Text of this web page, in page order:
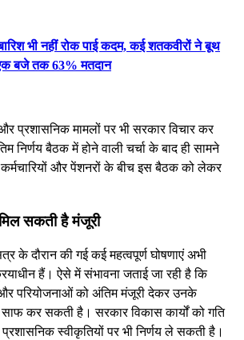
भी नहीं रोक पाई कदम, कई शतकवीरों ने बूथ
बजे तक 63% मतदान
प्रशासनिक मामलों पर भी सरकार विचार कर
निर्णय बैठक में होने वाली चर्चा के बाद ही सामने
और पेंशनरों के बीच इस बैठक को लेकर
सकती है मंजूरी
के दौरान की गई कई महत्वपूर्ण घोषणाएं अभी
हैं। ऐसे में संभावना जताई जा रही है कि
परियोजनाओं को अंतिम मंजूरी देकर उनके
साफ कर सकती है। सरकार विकास कार्यों को गति
स्वीकृतियों पर भी निर्णय ले सकती है।